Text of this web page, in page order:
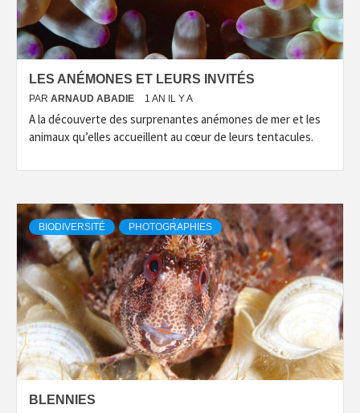
LES ANÉMONES ET LEURS INVITÉS
PAR ARNAUD ABADIE 1 AN IL Y A
A la découverte des surprenantes anémones de mer et les
animaux qu’elles accueillent au cœur de leurs tentacules.
BIODIVERSITÉ PHOTOGRAPHIES
BLENNIES